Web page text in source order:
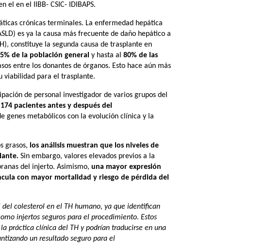
el en el IIBB- CSIC- IDIBAPS.
crónicas terminales. La enfermedad hepática
es ya la causa más frecuente de daño hepático a
constituye la segunda causa de trasplante en
de la población general y hasta al 80% de las
entre los donantes de órganos. Esto hace aún más
viabilidad para el trasplante.
de personal investigador de varios grupos del
pacientes antes y después del
genes metabólicos con la evolución clínica y la
grasos, los análisis muestran que los niveles de
Sin embargo, valores elevados previos a la
del injerto. Asimismo, una mayor expresión
con mayor mortalidad y riesgo de pérdida del
colesterol en el TH humano, ya que identifican
injertos seguros para el procedimiento. Estos
práctica clínica del TH y podrían traducirse en una
un resultado seguro para el